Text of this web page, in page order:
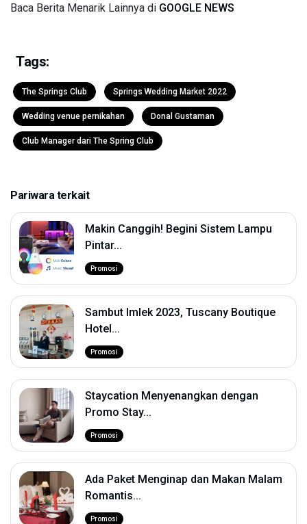
Baca Berita Menarik Lainnya di GOOGLE NEWS
Tags:
The Springs Club Springs Wedding Market 2022
Wedding venue pernikahan Donal Gustaman
Club Manager dari The Spring Club
Pariwara terkait
Makin Canggih! Begini Sistem Lampu
Pintar...
Promosi
Sambut Imlek 2023, Tuscany Boutique
Hotel...
Promosi
Staycation Menyenangkan dengan
Promo Stay...
Promosi
Ada Paket Menginap dan Makan Malam
Romantis...
Promosi